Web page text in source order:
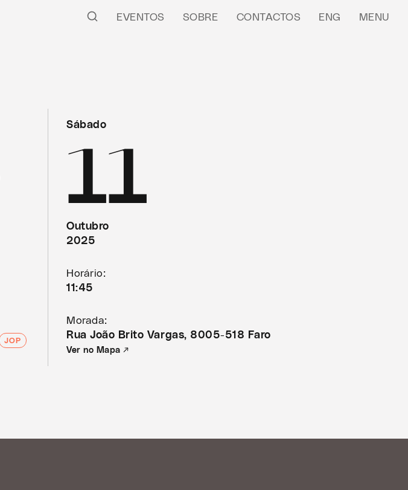
EVENTOS SOBRE CONTACTOS ENG MENU
JOP
Sábado
11
Outubro
2025
Horário:
11:45
Morada:
Rua João Brito Vargas, 8005-518 Faro
Ver no Mapa ↗